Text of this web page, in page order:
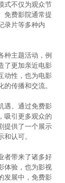
式不仅为观众节
免费影院通常提
录片等多种内
种主题活动，例
了更加亲近电影
动性，也为电影
传播和交流。
遇。通过免费影
吸引更多观众的
提供了一个展示
认可。
者带来了诸多好
体验，也为影视
发展中，免费影